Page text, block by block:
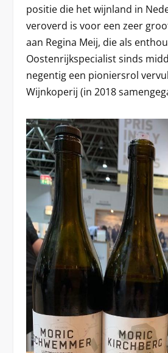
positie die het wijnland in
veroverd is voor een zeer
aan Regina Meij, die als
Oostenrijkspecialist sinds
negentig een pioniersrol
Wijnkoperij (in 2018